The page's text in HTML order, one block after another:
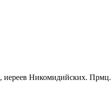
, иереев Никомидийских. Прмц.